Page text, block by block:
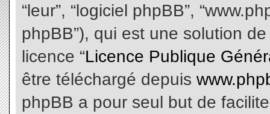
“leur”, “logiciel phpBB”,
phpBB”), qui est une solution
licence “Licence Publique
être téléchargé depuis
phpBB a pour seul but de